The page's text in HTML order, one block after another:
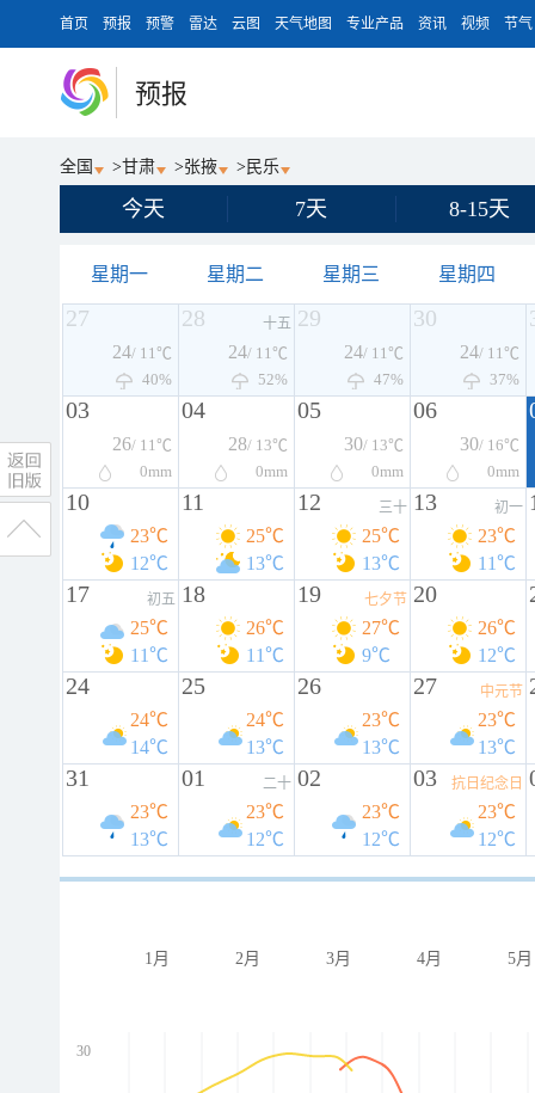
首页 预报 预警 雷达 云图 天气地图 专业产品 资讯 视频 节气
预报
全国 >甘肃 >张掖 > 民乐
今天 7天 8-15天
星期一 星期二 星期三 星期四
27
24/ 11℃
40%
28 十五
24/ 11℃
52%
29
24/ 11℃
47%
30
24/ 11℃
37%
03
26/ 11℃
0mm
04
28/ 13℃
0mm
05
30/ 13℃
0mm
06
30/ 16℃
0mm
10
23℃
12℃
11
25℃
13℃
12 三十
25℃
13℃
13 初一
23℃
11℃
17 初五
25℃
11℃
18
26℃
11℃
19 七夕节
27℃
9℃
20
26℃
12℃
24
24℃
14℃
25
24℃
13℃
26
23℃
13℃
27 中元节
23℃
13℃
31
23℃
13℃
01 二十
23℃
12℃
02
23℃
12℃
03 抗日纪念日
23℃
12℃
1月 2月 3月 4月 5月
30